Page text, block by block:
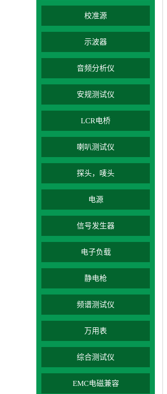
校准源
示波器
音频分析仪
安规测试仪
LCR电桥
喇叭测试仪
探头，唛头
电源
信号发生器
电子负载
静电枪
频谱测试仪
万用表
综合测试仪
EMC电磁兼容